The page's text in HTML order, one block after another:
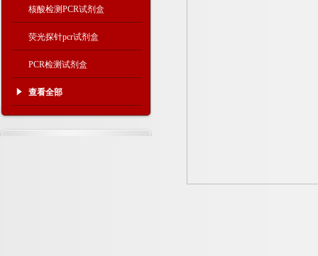
核酸检测PCR试剂盒
荧光探针pcr试剂盒
PCR检测试剂盒
查看全部